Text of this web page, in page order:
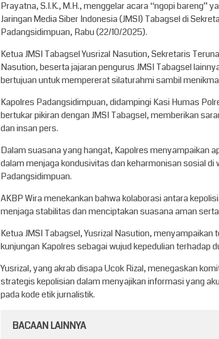
Prayatna, S.I.K., M.H., menggelar acara “ngopi bareng”
Jaringan Media Siber Indonesia (JMSI) Tabagsel di
Padangsidimpuan, Rabu (22/10/2025).
Ketua JMSI Tabagsel Yusrizal Nasution, Sekretaris
Nasution, beserta jajaran pengurus JMSI Tabagsel
bertujuan untuk mempererat silaturahmi sambil
Kapolres Padangsidimpuan, didampingi Kasi Humas
bertukar pikiran dengan JMSI Tabagsel, memberikan
dan insan pers.
Dalam suasana yang hangat, Kapolres menyampaikan
dalam menjaga kondusivitas dan keharmonisan sosial
Padangsidimpuan.
AKBP Wira menekankan bahwa kolaborasi antara
menjaga stabilitas dan menciptakan suasana aman
Ketua JMSI Tabagsel, Yusrizal Nasution,
kunjungan Kapolres sebagai wujud kepedulian terhadap
Yusrizal, yang akrab disapa Ucok Rizal, menegaskan
strategis kepolisian dalam menyajikan informasi yang
pada kode etik jurnalistik.
BACAAN LAINNYA